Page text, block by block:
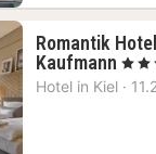
Romantik
Kaufmann 1
, 4
Hotel in Kiel ·